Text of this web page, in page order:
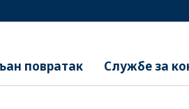
повратак Службе за